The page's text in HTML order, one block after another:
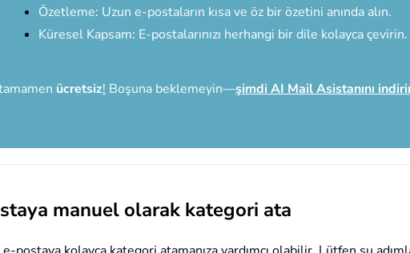
Özetleme: Uzun e-postaların kısa ve öz bir özetini anında alın.
Küresel Kapsam: E-postalarınızı herhangi bir dile kolayca çevirin.
ücretsiz! Boşuna beklemeyin—şimdi AI Mail Asistanını
manuel olarak kategori ata